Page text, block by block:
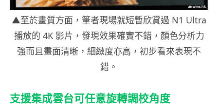
▲至於畫質方面，筆者現場就短暫欣賞過 N1 Ultra
播放的 4K 影片，發現效果確實不錯，顏色分析力
強而且畫面清晰，細緻度亦高，初步看來表現不
錯。
支援集成雲台可任意旋轉調校角度